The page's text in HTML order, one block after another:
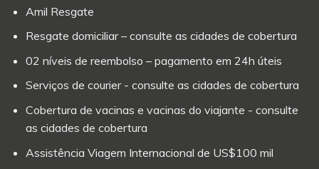
Amil Resgate
Resgate domiciliar – consulte as cidades de cobertura
02 níveis de reembolso – pagamento em 24h úteis
Serviços de courier - consulte as cidades de cobertura
Cobertura de vacinas e vacinas do viajante - consulte
as cidades de cobertura
Assistência Viagem Internacional de US$100 mil